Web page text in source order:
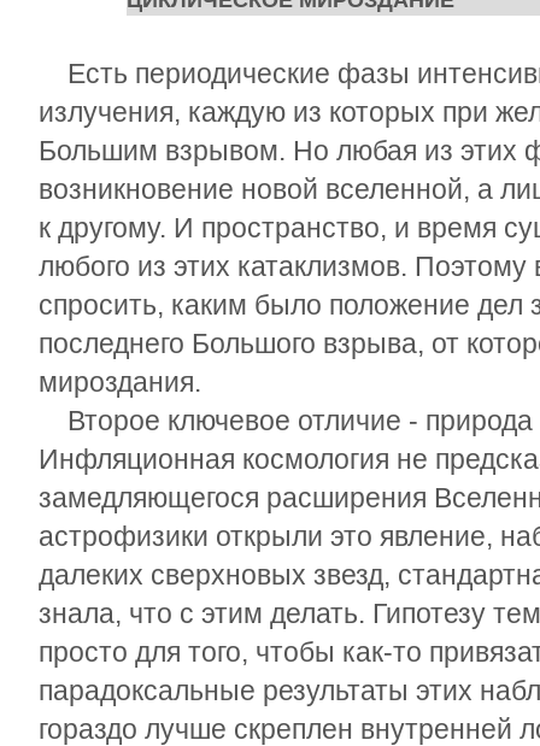
Есть периодические фазы
излучения, каждую из которых при
Большим взрывом. Но любая из этих
возникновение новой вселенной, а
к другому. И пространство, и время
любого из этих катаклизмов.
спросить, каким было положение дел
последнего Большого взрыва, от
мироздания.
Второе ключевое отличие - природа
Инфляционная космология не
замедляющегося расширения
астрофизики открыли это явление,
далеких сверхновых звезд,
знала, что с этим делать. Гипотезу
просто для того, чтобы как-то
парадоксальные результаты этих
гораздо лучше скреплен внутренней